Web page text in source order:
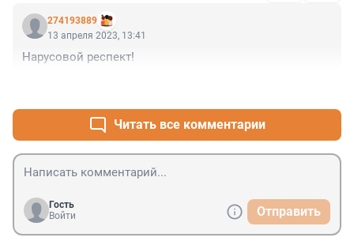
274193889
13 апреля 2023, 13:41
Нарусовой респект!
Читать все комментарии
Гость
Войти
Отправить